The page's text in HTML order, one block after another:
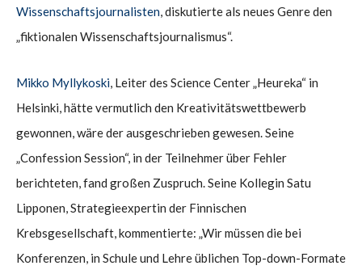
Wissenschaftsjournalisten, diskutierte als neues Genre den
„fiktionalen Wissenschaftsjournalismus“.
Mikko Myllykoski, Leiter des Science Center „Heureka“ in
Helsinki, hätte vermutlich den Kreativitätswettbewerb
gewonnen, wäre der ausgeschrieben gewesen. Seine
„Confession Session“, in der Teilnehmer über Fehler
berichteten, fand großen Zuspruch. Seine Kollegin Satu
Lipponen, Strategieexpertin der Finnischen
Krebsgesellschaft, kommentierte: „Wir müssen die bei
Konferenzen, in Schule und Lehre üblichen Top-down-Formate